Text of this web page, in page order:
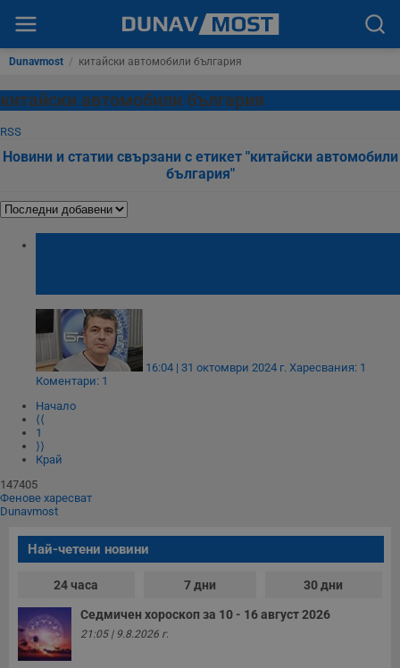
Dunavmost / китайски автомобили българия
китайски автомобили българия
RSS
Новини и статии свързани с етикет "китайски автомобили
българия"
16:04 | 31 октомври 2024 г. Харесвания: 1
Коментари: 1
Начало
⟨⟨
1
⟩⟩
Край
147405
Фенове харесват
Dunavmost
Най-четени новини
24 часа 7 дни 30 дни
Седмичен хороскоп за 10 - 16 август 2026
21:05 | 9.8.2026 г.